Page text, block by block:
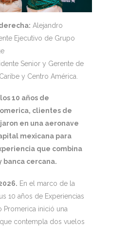
Alejandro
Ejecutivo de Grupo
Senior y Gerente de
y Centro América.
10 años de
clientes de
en una aeronave
mexicana para
que combina
cercana.
En el marco de la
10 años de Experiencias
Promerica inició una
contempla dos vuelos